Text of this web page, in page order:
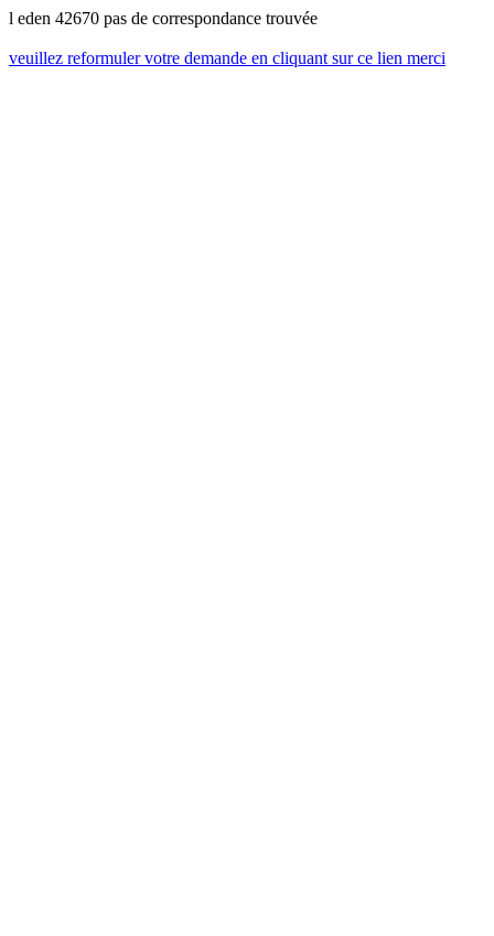
l eden 42670 pas de correspondance trouvée
veuillez reformuler votre demande en cliquant sur ce lien merci